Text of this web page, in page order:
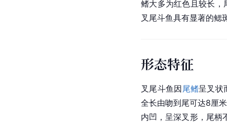
鳍大多为红色且较长，
叉尾斗鱼具有显著的鳃
形态特征
叉尾斗鱼因 尾鳍呈叉状
全长由吻到尾可达8厘
内凹，呈深叉形，尾柄